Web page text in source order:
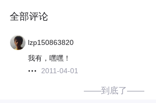
全部评论
lzp150863820
我有，嘿嘿！
2011-04-01
——到底了——